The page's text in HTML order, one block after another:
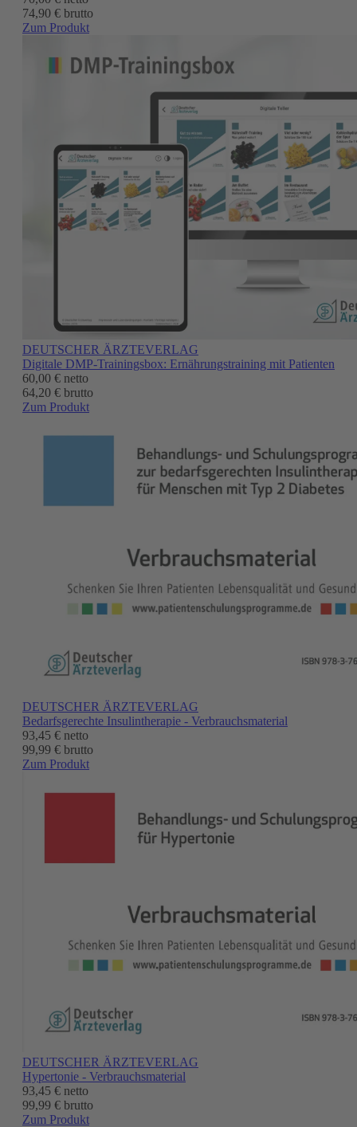
74,90 € brutto
Zum Produkt
DEUTSCHER ÄRZTEVERLAG
Digitale DMP-Trainingsbox: Ernährungstraining mit Patienten
60,00 € netto
64,20 € brutto
Zum Produkt
DEUTSCHER ÄRZTEVERLAG
Bedarfsgerechte Insulintherapie - Verbrauchsmaterial
93,45 € netto
99,99 € brutto
Zum Produkt
DEUTSCHER ÄRZTEVERLAG
Hypertonie - Verbrauchsmaterial
93,45 € netto
99,99 € brutto
Zum Produkt